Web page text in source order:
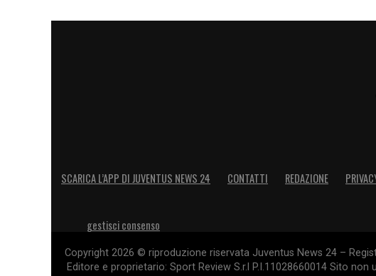
SCARICA L’APP DI JUVENTUS NEWS 24 CONTATTI REDAZIONE
gestisci consenso
Copyright 2026 © riproduzione riservata Juventus News 24 –
Editore e proprietario: Sport Review S.r.l P.I.11028660014 Sito